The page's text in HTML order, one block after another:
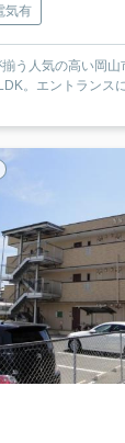
気有
う人気の高い岡
。エントランス